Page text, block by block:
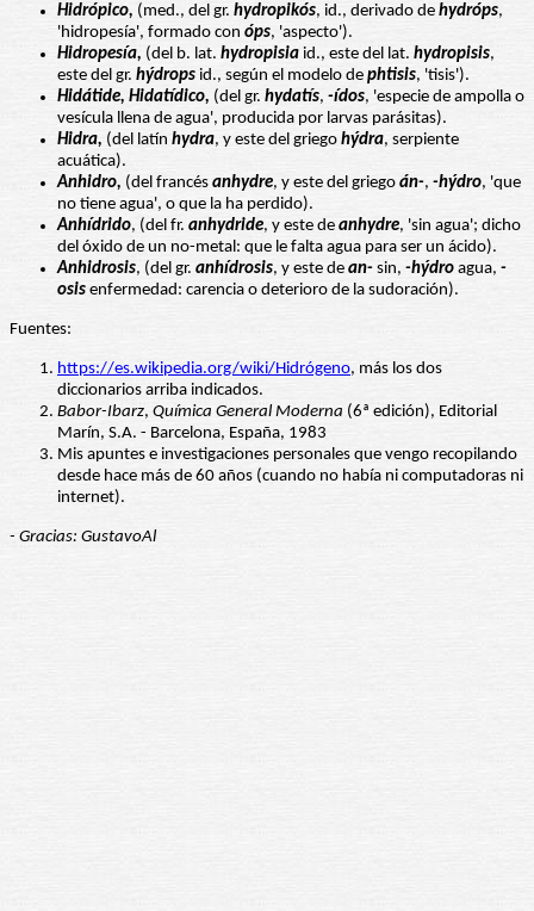
Hidrópico, (med., del gr. hydropikós, id., derivado de hydróps,
'hidropesía', formado con óps, 'aspecto').
Hidropesía, (del b. lat. hydropisia id., este del lat. hydropisis,
este del gr. hýdrops id., según el modelo de phtisis, 'tisis').
Hidátide, Hidatídico, (del gr. hydatís, -ídos, 'especie de ampolla o
vesícula llena de agua', producida por larvas parásitas).
Hidra, (del latín hydra, y este del griego hýdra, serpiente
acuática).
Anhidro, (del francés anhydre, y este del griego án-, -hýdro, 'que
no tiene agua', o que la ha perdido).
Anhídrido, (del fr. anhydride, y este de anhydre, 'sin agua'; dicho
del óxido de un no-metal: que le falta agua para ser un ácido).
Anhidrosis, (del gr. anhídrosis, y este de an- sin, -hýdro agua, -
osis enfermedad: carencia o deterioro de la sudoración).
Fuentes:
https://es.wikipedia.org/wiki/Hidrógeno, más los dos
diccionarios arriba indicados.
Babor-Ibarz, Química General Moderna (6ª edición), Editorial
Marín, S.A. - Barcelona, España, 1983
Mis apuntes e investigaciones personales que vengo recopilando
desde hace más de 60 años (cuando no había ni computadoras ni
internet).
- Gracias: GustavoAl